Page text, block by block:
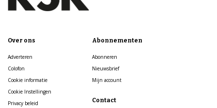
Over ons
Adverteren
Colofon
Cookie informatie
Cookie Instellingen
Privacy beleid
Abonnementen
Abonneren
Nieuwsbrief
Mijn account
Contact